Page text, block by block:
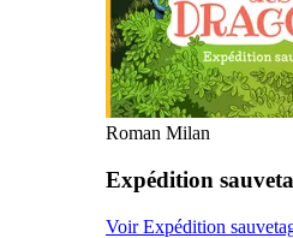
Roman Milan
Expédition
Voir Expédition